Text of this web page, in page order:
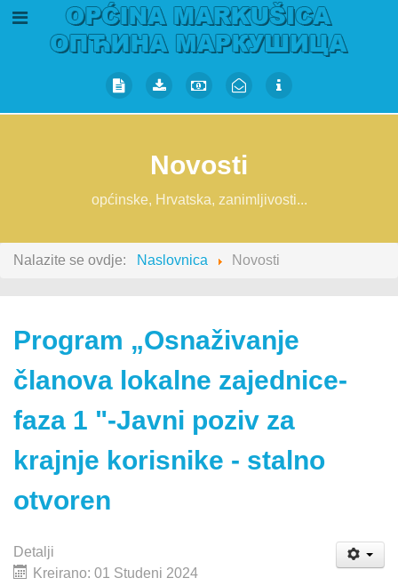
Novosti
općinske, Hrvatska, zanimljivosti...
Nalazite se ovdje: Naslovnica Novosti
Program „Osnaživanje
članova lokalne zajednice-
faza 1 "-Javni poziv za
krajnje korisnike - stalno
otvoren
Detalji
Kreirano: 01 Studeni 2024